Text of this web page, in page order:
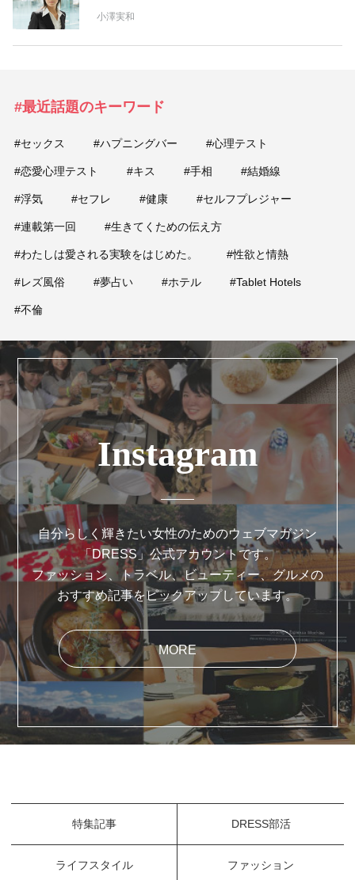
小澤実和
#最近話題のキーワード
#セックス #ハプニングバー #心理テスト
#恋愛心理テスト #キス #手相 #結婚線
#浮気 #セフレ #健康 #セルフプレジャー
#連載第一回 #生きてくための伝え方
#わたしは愛される実験をはじめた。 #性欲と情熱
#レズ風俗 #夢占い #ホテル #Tablet Hotels
#不倫
Instagram
自分らしく輝きたい女性のためのウェブマガジン
「DRESS」公式アカウントです。
ファッション、トラベル、ビューティー、グルメの
おすすめ記事をピックアップしています。
MORE
特集記事 DRESS部活
ライフスタイル ファッション